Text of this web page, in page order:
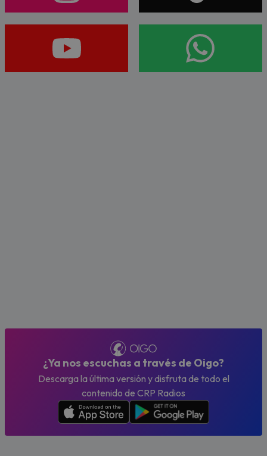
¿Ya nos escuchas a través de Oigo?
Descarga la última versión y disfruta de todo el
contenido de CRP Radios